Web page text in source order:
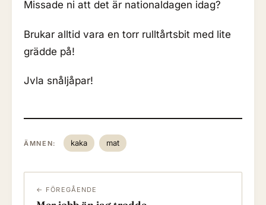
Missade ni att det är nationaldagen idag?
Brukar alltid vara en torr rulltårtsbit med lite
grädde på!
Jvla snåljåpar!
ÄMNEN: kaka mat
← FÖREGÅENDE